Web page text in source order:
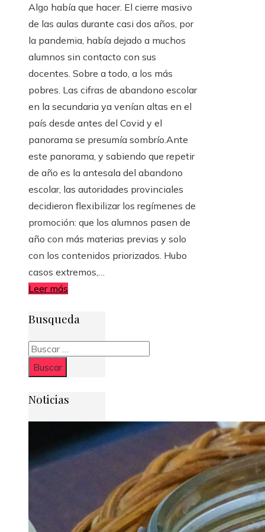
Algo había que hacer. El cierre masivo
de las aulas durante casi dos años, por
la pandemia, había dejado a muchos
alumnos sin contacto con sus
docentes. Sobre a todo, a los más
pobres. Las cifras de abandono escolar
en la secundaria ya venían altas en el
país desde antes del Covid y el
panorama se presumía sombrío.Ante
este panorama, y sabiendo que repetir
de año es la antesala del abandono
escolar, las autoridades provinciales
decidieron flexibilizar los regímenes de
promoción: que los alumnos pasen de
año con más materias previas y solo
con los contenidos priorizados. Hubo
casos extremos,…
Leer más
Busqueda
Buscar:
Noticias